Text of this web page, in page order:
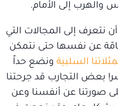
والهرب إلى الأمام.
أن نتعرف إلى المجالات التي
عن نفسها حتى نتمكن
السلبية ونضع حداً
بعض التجارب قد جرحتنا
صورتنا عن أنفسنا وعن